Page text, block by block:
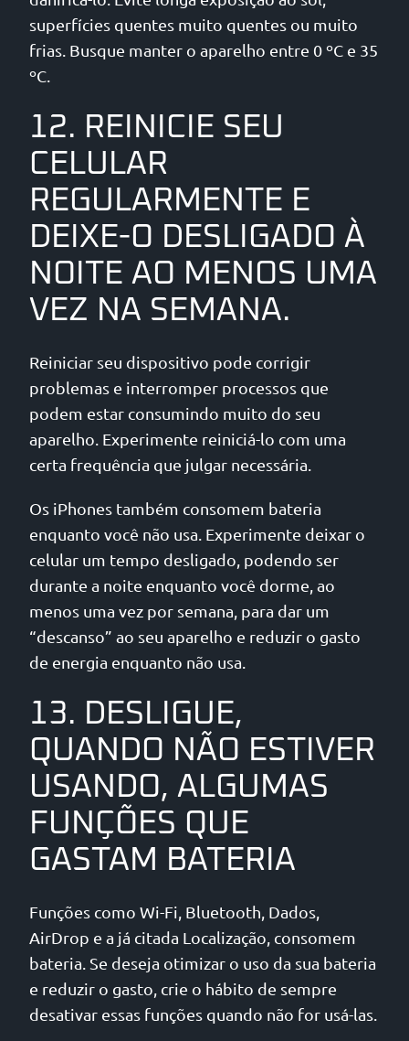
superfícies quentes muito quentes ou muito
frias. Busque manter o aparelho entre 0 ºC e 35
ºC.
12. REINICIE SEU
CELULAR
REGULARMENTE E
DEIXE-O DESLIGADO À
NOITE AO MENOS UMA
VEZ NA SEMANA.
Reiniciar seu dispositivo pode corrigir
problemas e interromper processos que
podem estar consumindo muito do seu
aparelho. Experimente reiniciá-lo com uma
certa frequência que julgar necessária.
Os iPhones também consomem bateria
enquanto você não usa. Experimente deixar o
celular um tempo desligado, podendo ser
durante a noite enquanto você dorme, ao
menos uma vez por semana, para dar um
“descanso” ao seu aparelho e reduzir o gasto
de energia enquanto não usa.
13. DESLIGUE,
QUANDO NÃO ESTIVER
USANDO, ALGUMAS
FUNÇÕES QUE
GASTAM BATERIA
Funções como Wi-Fi, Bluetooth, Dados,
AirDrop e a já citada Localização, consomem
bateria. Se deseja otimizar o uso da sua bateria
e reduzir o gasto, crie o hábito de sempre
desativar essas funções quando não for usá-las.